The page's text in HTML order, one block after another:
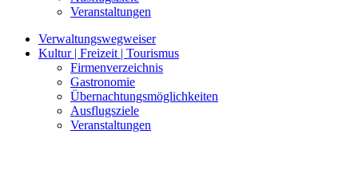
Veranstaltungen
Verwaltungswegweiser
Kultur | Freizeit | Tourismus
Firmenverzeichnis
Gastronomie
Übernachtungsmöglichkeiten
Ausflugsziele
Veranstaltungen